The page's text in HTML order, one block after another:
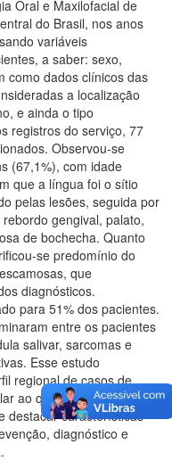
Oral e Maxilofacial de
do Brasil, nos anos
variáveis
a saber: sexo,
como dados clínicos das
a localização
e ainda o tipo
registros do serviço, 77
Observou-se
(67,1%), com idade
que a língua foi o sítio
pelas lesões, seguida por
gengival, palato,
de bochecha. Quanto
se predomínio do
que
diagnósticos.
para 51% dos pacientes.
entre os pacientes
salivar, sarcomas e
Esse estudo
regional de casos de
ao quadro nacional e
destacar características
diagnóstico e